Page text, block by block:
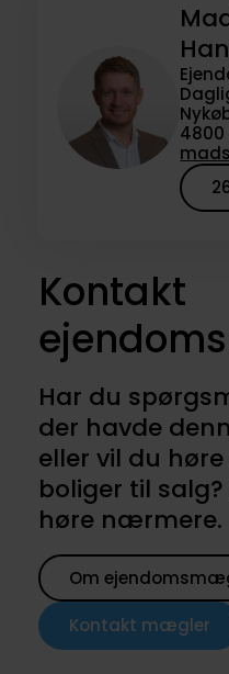
4800
Kontakt
Har du
der havde
eller vil du
boliger til
høre nærmere.
Om
Kontakt mægler